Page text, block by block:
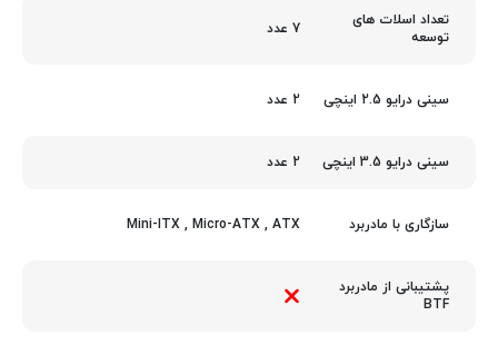
تعداد اسلات های
توسعه
7 عدد
سینی درایو 2.5 اینچی 2 عدد
سینی درایو 3.5 اینچی 2 عدد
سازگاری با مادربرد ATX
,
Micro-ATX
,
Mini-ITX
پشتیبانی از مادربرد
BTF